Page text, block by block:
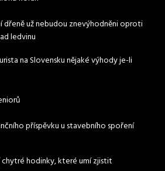
dřeně už nebudou znevýhodněni oproti
ledvinu
na Slovensku nějaké výhody je-li
příspěvku u stavebního spoření
hodinky, které umí zjistit